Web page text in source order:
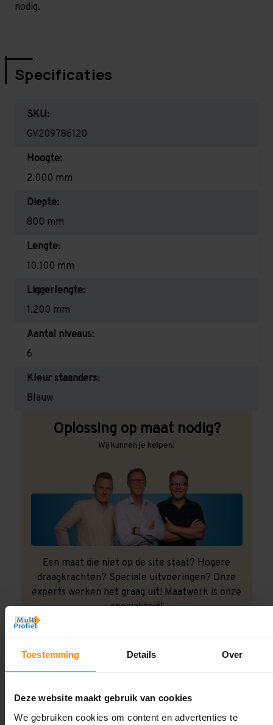
Toestemming Details Over
Deze website maakt gebruik van cookies
We gebruiken cookies om content en advertenties te
nodig.
Specificaties
SKU:
GV209786120
Hoogte:
2.000 mm
Diepte:
800 mm
Lengte:
10.100 mm
Liggerlengte:
1.200 mm
Aantal niveaus:
6
Kleur staanders:
Blauw
Oplossing op maat nodig?
Wij kunnen je helpen!
Een maat die niet op de site staat? Hogere
draagkrachten? Speciale uitvoeringen? Onze
experts werken het graag uit! Maatwerk is onze
specialiteit!
Montage uitbesteden?